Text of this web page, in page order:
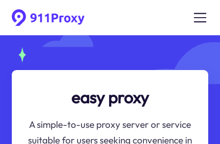
easy proxy
A simple-to-use proxy server or service
suitable for users seeking convenience in